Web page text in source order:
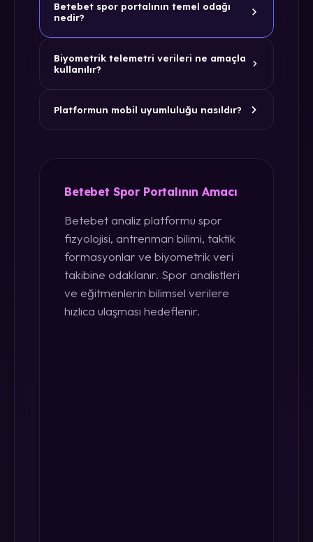
Betebet spor portalının temel odağı
nedir?
Biyometrik telemetri verileri ne amaçla
kullanılır?
Platformun mobil uyumluluğu nasıldır?
Betebet Spor Portalının Amacı
Betebet analiz platformu spor
fizyolojisi, antrenman bilimi, taktik
formasyonlar ve biyometrik veri
takibine odaklanır. Spor analistleri
ve eğitmenlerin bilimsel verilere
hızlıca ulaşması hedeflenir.